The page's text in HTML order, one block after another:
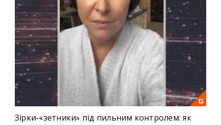
Зірки-«зетники» під пильним контролем: як